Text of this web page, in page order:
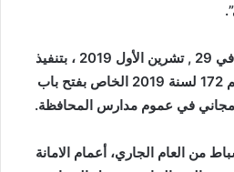
وباشرت مديرية تربية ديالى، في 29 , تشرين الأول 2019 ، بتنفيذ
قرار مجلس المحافظة المرقم 172 لسنة 2019 الخاص بفتح باب
مجاني في عموم مدارس المحافظة.
من العام الجاري، أعمام الامانة